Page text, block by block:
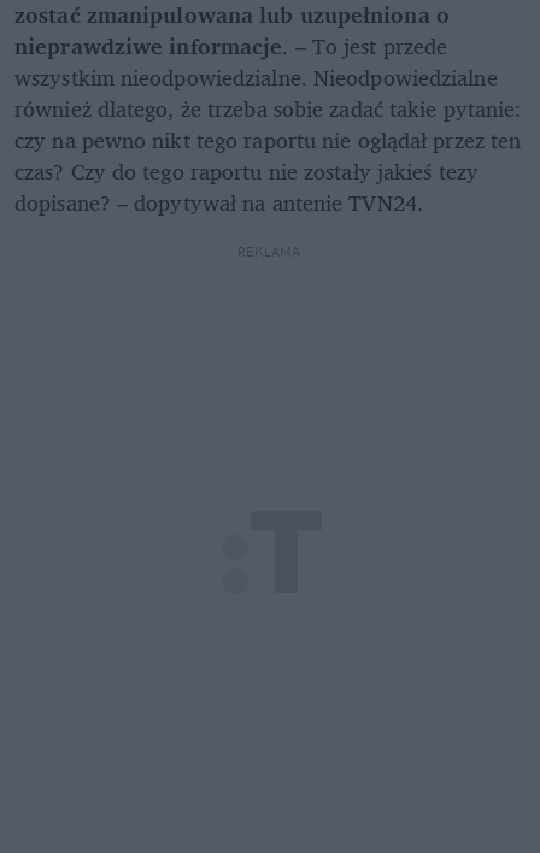
zostać zmanipulowana lub uzupełniona o
nieprawdziwe informacje. – To jest przede
wszystkim nieodpowiedzialne. Nieodpowiedzialne
również dlatego, że trzeba sobie zadać takie pytanie:
czy na pewno nikt tego raportu nie oglądał przez ten
czas? Czy do tego raportu nie zostały jakieś tezy
dopisane? – dopytywał na antenie TVN24.
REKLAMA